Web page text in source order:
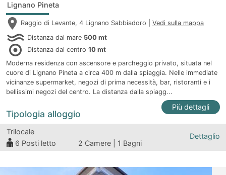
Lignano Pineta
Raggio di Levante, 4 Lignano Sabbiadoro | Vedi sulla mappa
Distanza dal mare 500 mt
Distanza dal centro 10 mt
Moderna residenza con ascensore e parcheggio privato, situata nel
cuore di Lignano Pineta a circa 400 m dalla spiaggia. Nelle immediate
vicinanze supermarket, negozi di prima necessità, bar, ristoranti e i
bellissimi negozi del centro. La distanza dalla spiagg...
Più dettagli
Tipologia alloggio
Trilocale
6 Posti letto 2 Camere | 1 Bagni
Dettaglio